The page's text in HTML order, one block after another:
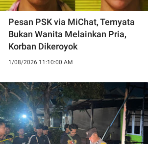
Pesan PSK via MiChat, Ternyata
Bukan Wanita Melainkan Pria,
Korban Dikeroyok
1/08/2026 11:10:00 AM